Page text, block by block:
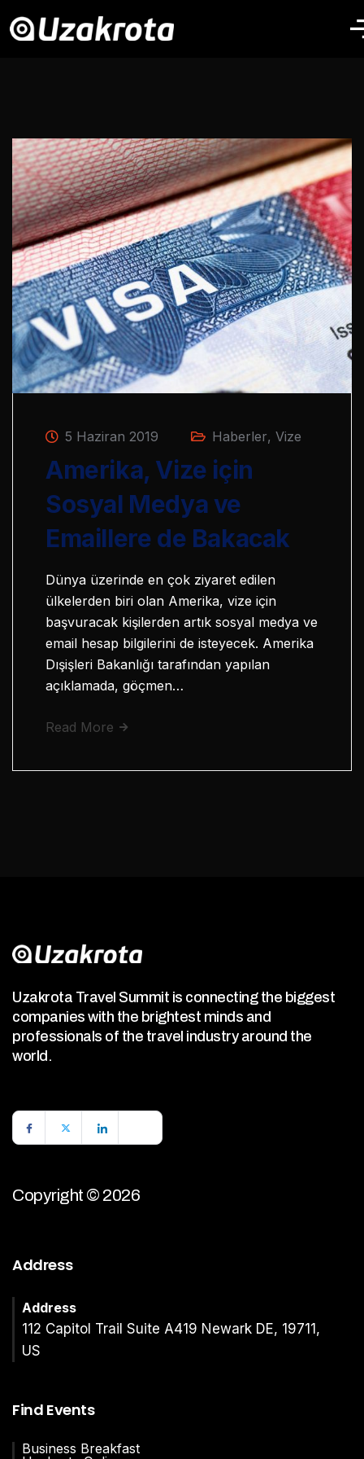
5 Haziran 2019 Haberler, Vize
Amerika, Vize için
Sosyal Medya ve
Emaillere de Bakacak
Dünya üzerinde en çok ziyaret edilen
ülkelerden biri olan Amerika, vize için
başvuracak kişilerden artık sosyal medya ve
email hesap bilgilerini de isteyecek. Amerika
Dışişleri Bakanlığı tarafından yapılan
açıklamada, göçmen…
Read More
Uzakrota Travel Summit is connecting the biggest
companies with the brightest minds and
professionals of the travel industry around the
world.
Copyright © 2026
Address
Address
112 Capitol Trail Suite A419 Newark DE, 19711,
US
Find Events
Business Breakfast